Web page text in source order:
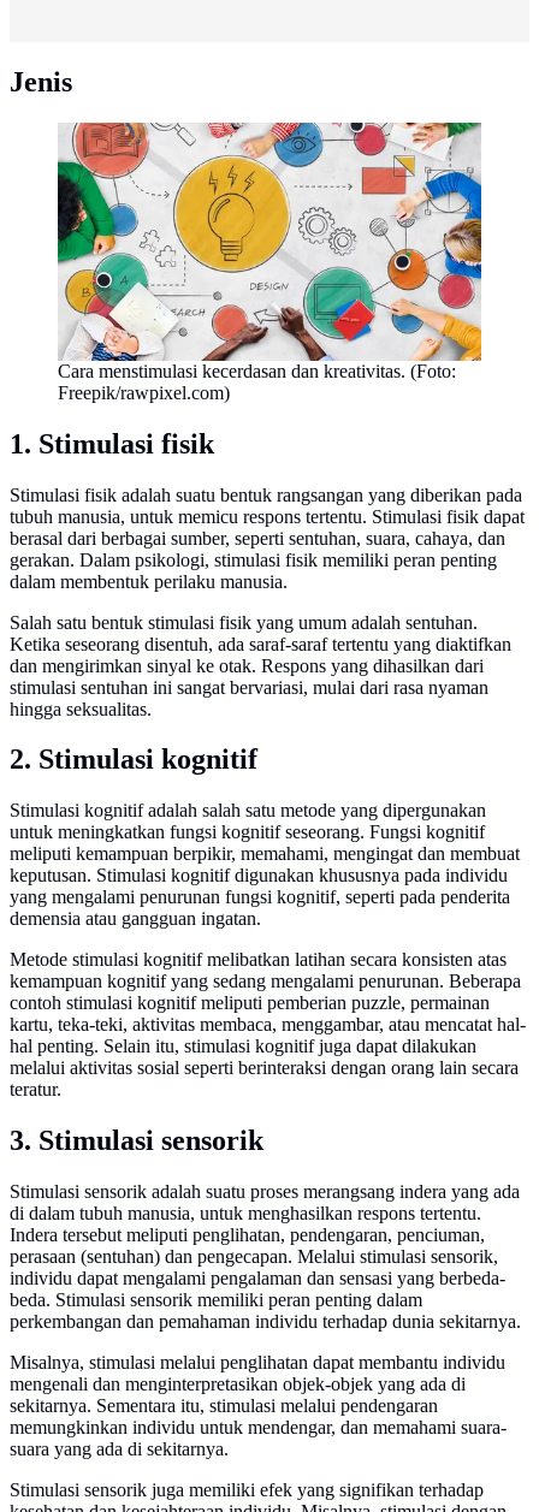
Jenis
Cara menstimulasi kecerdasan dan kreativitas. (Foto:
Freepik/rawpixel.com)
1. Stimulasi fisik
Stimulasi fisik adalah suatu bentuk rangsangan yang diberikan pada
tubuh manusia, untuk memicu respons tertentu. Stimulasi fisik dapat
berasal dari berbagai sumber, seperti sentuhan, suara, cahaya, dan
gerakan. Dalam psikologi, stimulasi fisik memiliki peran penting
dalam membentuk perilaku manusia.
Salah satu bentuk stimulasi fisik yang umum adalah sentuhan.
Ketika seseorang disentuh, ada saraf-saraf tertentu yang diaktifkan
dan mengirimkan sinyal ke otak. Respons yang dihasilkan dari
stimulasi sentuhan ini sangat bervariasi, mulai dari rasa nyaman
hingga seksualitas.
2. Stimulasi kognitif
Stimulasi kognitif adalah salah satu metode yang dipergunakan
untuk meningkatkan fungsi kognitif seseorang. Fungsi kognitif
meliputi kemampuan berpikir, memahami, mengingat dan membuat
keputusan. Stimulasi kognitif digunakan khususnya pada individu
yang mengalami penurunan fungsi kognitif, seperti pada penderita
demensia atau gangguan ingatan.
Metode stimulasi kognitif melibatkan latihan secara konsisten atas
kemampuan kognitif yang sedang mengalami penurunan. Beberapa
contoh stimulasi kognitif meliputi pemberian puzzle, permainan
kartu, teka-teki, aktivitas membaca, menggambar, atau mencatat hal-
hal penting. Selain itu, stimulasi kognitif juga dapat dilakukan
melalui aktivitas sosial seperti berinteraksi dengan orang lain secara
teratur.
3. Stimulasi sensorik
Stimulasi sensorik adalah suatu proses merangsang indera yang ada
di dalam tubuh manusia, untuk menghasilkan respons tertentu.
Indera tersebut meliputi penglihatan, pendengaran, penciuman,
perasaan (sentuhan) dan pengecapan. Melalui stimulasi sensorik,
individu dapat mengalami pengalaman dan sensasi yang berbeda-
beda. Stimulasi sensorik memiliki peran penting dalam
perkembangan dan pemahaman individu terhadap dunia sekitarnya.
Misalnya, stimulasi melalui penglihatan dapat membantu individu
mengenali dan menginterpretasikan objek-objek yang ada di
sekitarnya. Sementara itu, stimulasi melalui pendengaran
memungkinkan individu untuk mendengar, dan memahami suara-
suara yang ada di sekitarnya.
Stimulasi sensorik juga memiliki efek yang signifikan terhadap